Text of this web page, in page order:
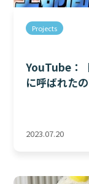
Projects
YouTube：
に呼ばれた
2023.07.20